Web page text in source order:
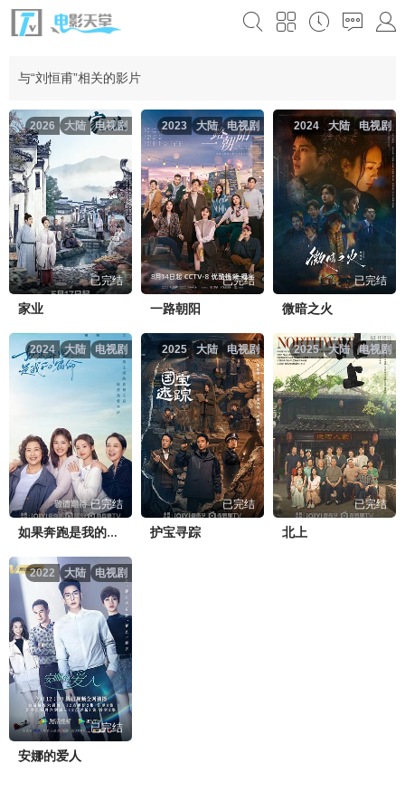
与“刘恒甫”相关的影片
电视剧
大陆
2026
已完结
家业
电视剧
大陆
2023
已完结
一路朝阳
电视剧
大陆
2024
已完结
微暗之火
电视剧
大陆
2024
已完结
如果奔跑是我的人生
电视剧
大陆
2025
已完结
护宝寻踪
电视剧
大陆
2025
已完结
北上
电视剧
大陆
2022
已完结
安娜的爱人